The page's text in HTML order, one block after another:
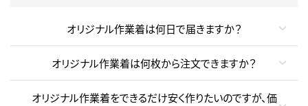
オリジナル作業着は何日で届きますか？
オリジナル作業着は何枚から注文できますか？
オリジナル作業着をできるだけ安く作りたいのですが、価